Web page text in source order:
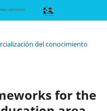
del conocimiento
for the